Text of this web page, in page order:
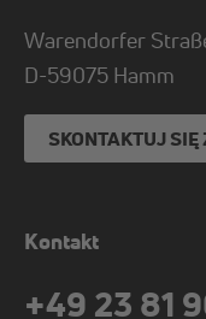
Warendorfer
D-59075 Hamm
SKONTAKTUJ
Kontakt
+49 23 81